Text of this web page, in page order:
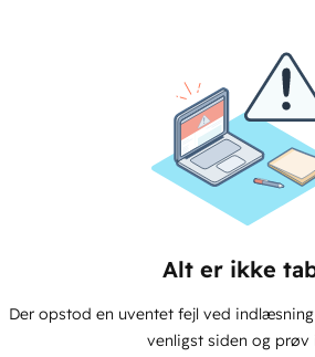
Alt er ikke
Der opstod en uventet fejl ved
venligst siden og prøv